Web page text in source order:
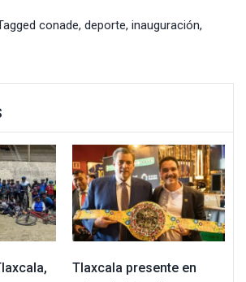
conade, deporte, inauguración,
Tlaxcala presente en